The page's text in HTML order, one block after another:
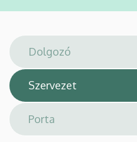
Arany
János
téri
feladatellátási
hely